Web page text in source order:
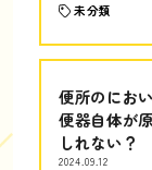
未分類
便所のにお
便器自体が
しれない？
2024.09.12